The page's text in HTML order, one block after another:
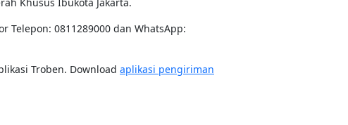
0811289000 dan WhatsApp:
Troben. Download aplikasi pengiriman